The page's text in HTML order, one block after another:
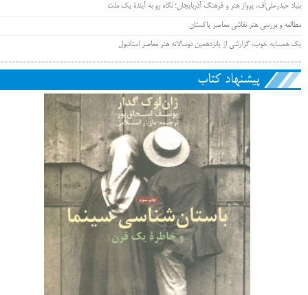
بنیاد حیدرعلی‌اُف، پرواز هنر و فرهنگ آذربایجان؛ نگاه رو به آیندۀ یک ملت
مطالعه و بررسی هنر نقاشی معاصر پاکستان
یک همسایه خوب، گزارشی از پانزدهمین دوسالانه هنر معاصر استانبول
پیشنهاد کتاب